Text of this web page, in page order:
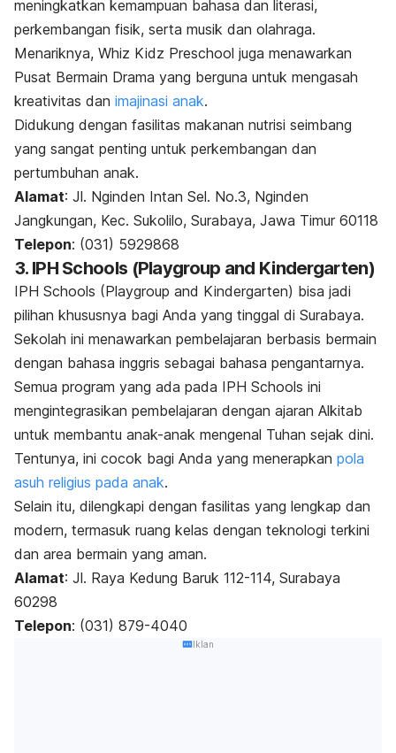
meningkatkan kemampuan bahasa dan literasi,
perkembangan fisik, serta musik dan olahraga.
Menariknya, Whiz Kidz Preschool juga menawarkan
Pusat Bermain Drama yang berguna untuk mengasah
kreativitas dan imajinasi anak.
Didukung dengan fasilitas makanan nutrisi seimbang
yang sangat penting untuk perkembangan dan
pertumbuhan anak.
Alamat: Jl. Nginden Intan Sel. No.3, Nginden
Jangkungan, Kec. Sukolilo, Surabaya, Jawa Timur 60118
Telepon: (031) 5929868
3. IPH Schools (Playgroup and Kindergarten)
IPH Schools (Playgroup and Kindergarten) bisa jadi
pilihan khususnya bagi Anda yang tinggal di Surabaya.
Sekolah ini menawarkan pembelajaran berbasis bermain
dengan bahasa inggris sebagai bahasa pengantarnya.
Semua program yang ada pada IPH Schools ini
mengintegrasikan pembelajaran dengan ajaran Alkitab
untuk membantu anak-anak mengenal Tuhan sejak dini.
Tentunya, ini cocok bagi Anda yang menerapkan pola
asuh religius pada anak.
Selain itu, dilengkapi dengan fasilitas yang lengkap dan
modern, termasuk ruang kelas dengan teknologi terkini
dan area bermain yang aman.
Alamat: Jl. Raya Kedung Baruk 112-114, Surabaya
60298
Telepon: (031) 879-4040
Iklan